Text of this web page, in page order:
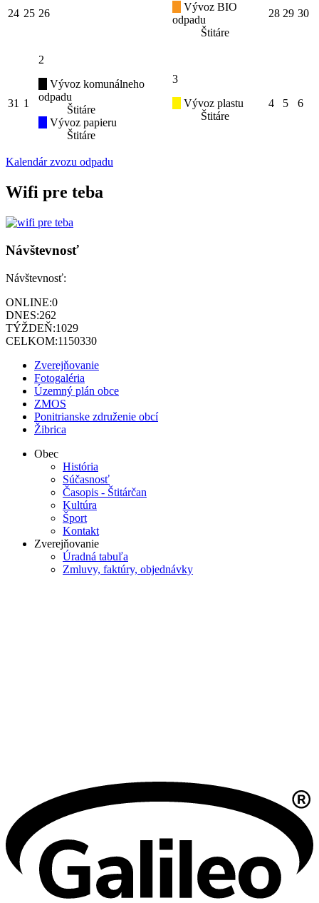
24 25 26
Vývoz BIO
odpadu
Štitáre
28 29 30
31 1
2
Vývoz komunálneho
odpadu
Štitáre
Vývoz papieru
Štitáre
3
Vývoz plastu
Štitáre
4 5 6
Kalendár zvozu odpadu
Wifi pre teba
Návštevnosť
Návštevnosť:
ONLINE:0
DNES:262
TÝŽDEŇ:1029
CELKOM:1150330
Zverejňovanie
Fotogaléria
Územný plán obce
ZMOS
Ponitrianske združenie obcí
Žibrica
Obec
História
Súčasnosť
Časopis - Štitárčan
Kultúra
Šport
Kontakt
Zverejňovanie
Úradná tabuľa
Zmluvy, faktúry, objednávky